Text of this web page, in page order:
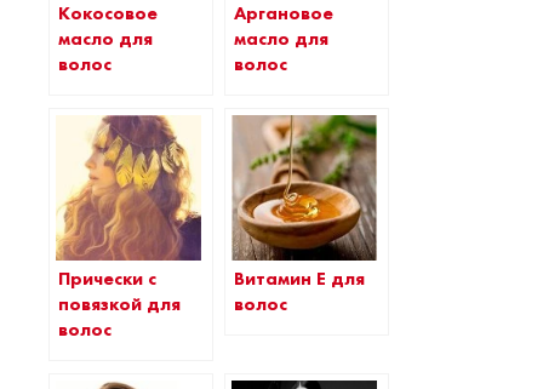
Кокосовое
масло для
волос
Аргановое
масло для
волос
Прически с
повязкой для
волос
Витамин Е для
волос